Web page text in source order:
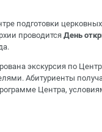
подготовки
проводится День
экскурсия по
Абитуриенты
Центра,